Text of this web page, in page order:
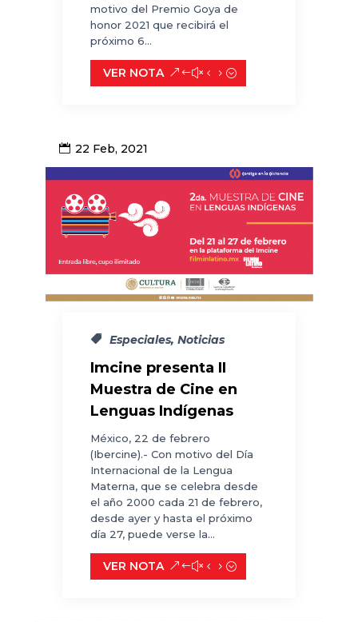
motivo del Premio Goya de
honor 2021 que recibirá el
próximo 6...
VER NOTA
22 Feb, 2021
Especiales, Noticias
Imcine presenta II
Muestra de Cine en
Lenguas Indígenas
México, 22 de febrero
(Ibercine).- Con motivo del Día
Internacional de la Lengua
Materna, que se celebra desde
el año 2000 cada 21 de febrero,
desde ayer y hasta el próximo
día 27, puede verse la...
VER NOTA